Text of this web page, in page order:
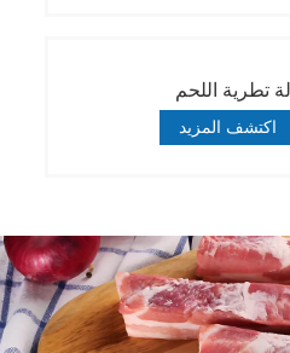
آلة تطرية اللحم
اكتشف المزيد